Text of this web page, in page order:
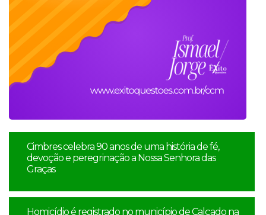
Cimbres celebra 90 anos de uma história de fé,
devoção e peregrinação a Nossa Senhora das
Graças
Homicídio é registrado no município de Calçado na